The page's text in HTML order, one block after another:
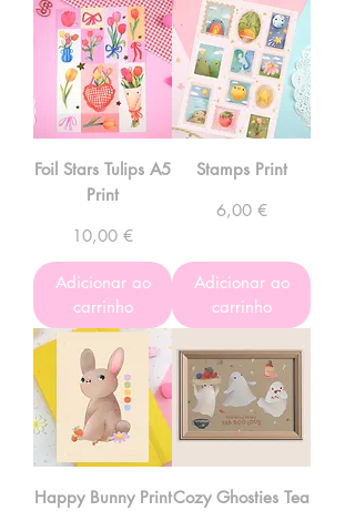
Foil Stars Tulips A5
Print
Preço
10,00 €
Adicionar ao
carrinho
Stamps Print
Preço
6,00 €
Adicionar ao
carrinho
Happy Bunny PrintCozy Ghosties Tea